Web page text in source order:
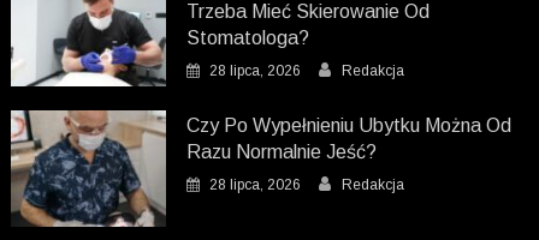
Trzeba Mieć Skierowanie Od
Stomatologa?
28 lipca, 2026 Redakcja
Czy Po Wypełnieniu Ubytku Można Od
Razu Normalnie Jeść?
28 lipca, 2026 Redakcja